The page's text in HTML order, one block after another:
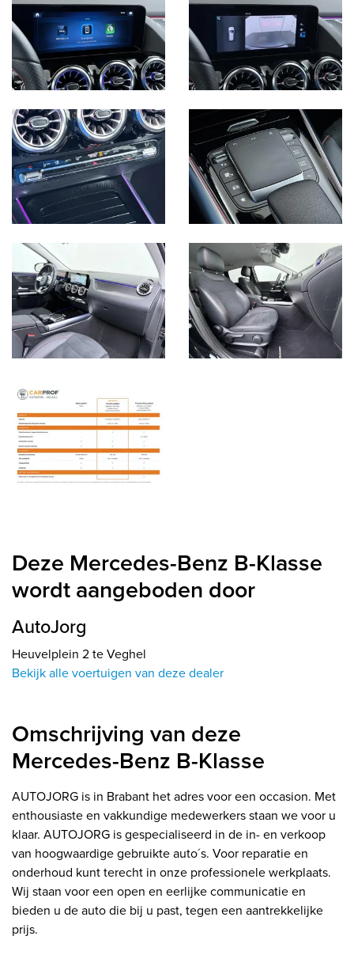
Deze Mercedes-Benz B-Klasse
wordt aangeboden door
AutoJorg
Heuvelplein 2 te Veghel
Bekijk alle voertuigen van deze dealer
Omschrijving van deze
Mercedes-Benz B-Klasse
AUTOJORG is in Brabant het adres voor een occasion. Met
enthousiaste en vakkundige medewerkers staan we voor u
klaar. AUTOJORG is gespecialiseerd in de in- en verkoop
van hoogwaardige gebruikte auto´s. Voor reparatie en
onderhoud kunt terecht in onze professionele werkplaats.
Wij staan voor een open en eerlijke communicatie en
bieden u de auto die bij u past, tegen een aantrekkelijke
prijs.